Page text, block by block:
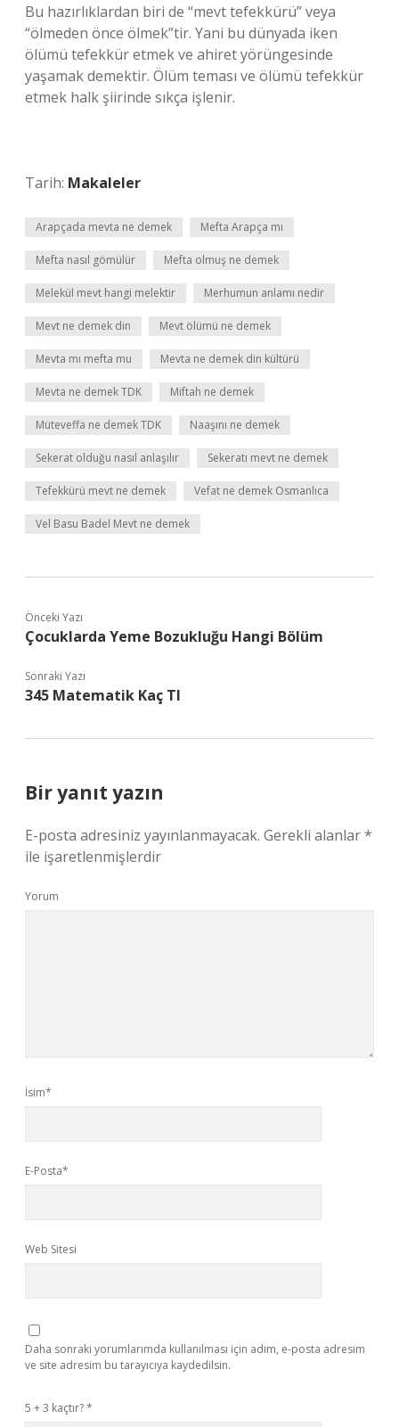
Bu hazırlıklardan biri de “mevt tefekkürü” veya
“ölmeden önce ölmek”tir. Yani bu dünyada iken
ölümü tefekkür etmek ve ahiret yörüngesinde
yaşamak demektir. Ölüm teması ve ölümü tefekkür
etmek halk şiirinde sıkça işlenir.
Tarih: Makaleler
Arapçada mevta ne demek Mefta Arapça mı
Mefta nasıl gömülür Mefta olmuş ne demek
Melekül mevt hangi melektir Merhumun anlamı nedir
Mevt ne demek din Mevt ölümü ne demek
Mevta mı mefta mu Mevta ne demek din kültürü
Mevta ne demek TDK Miftah ne demek
Müteveffa ne demek TDK Naaşını ne demek
Sekerat olduğu nasıl anlaşılır Sekeratı mevt ne demek
Tefekkürü mevt ne demek Vefat ne demek Osmanlıca
Vel Basu Badel Mevt ne demek
Önceki Yazı
Çocuklarda Yeme Bozukluğu Hangi Bölüm
Sonraki Yazı
345 Matematik Kaç Tl
Bir yanıt yazın
E-posta adresiniz yayınlanmayacak. Gerekli alanlar*
ile işaretlenmişlerdir
Yorum
İsim*
E-Posta*
Web Sitesi
Daha sonraki yorumlarımda kullanılması için adım, e-posta adresim
ve site adresim bu tarayıcıya kaydedilsin.
5 + 3 kaçtır?*